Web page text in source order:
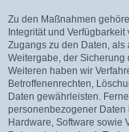
Zu den Maßnahmen
Integrität und
Zugangs zu den Daten, als
Weitergabe, der Sicherung
Weiteren haben wir
Betroffenenrechten,
Daten gewährleisten.
personenbezogener Daten
Hardware, Software sowie